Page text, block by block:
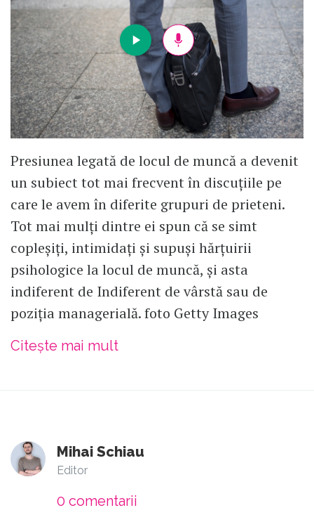
Presiunea legată de locul de muncă a devenit
un subiect tot mai frecvent în discuțiile pe
care le avem în diferite grupuri de prieteni.
Tot mai mulți dintre ei spun că se simt
copleșiți, intimidați și supuși hărțuirii
psihologice la locul de muncă, și asta
indiferent de Indiferent de vârstă sau de
poziția managerială. foto Getty Images
Citește mai mult
Mihai Schiau
Editor
0 comentarii